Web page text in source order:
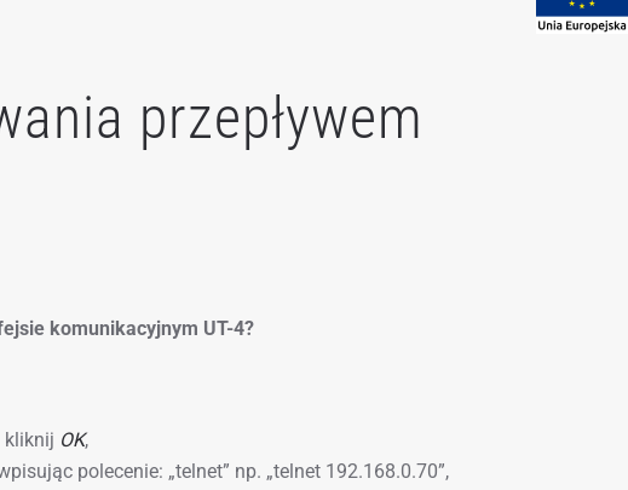
przepływem
komunikacyjnym UT-4?
kliknij OK,
polecenie: „telnet” np. „telnet 192.168.0.70”,